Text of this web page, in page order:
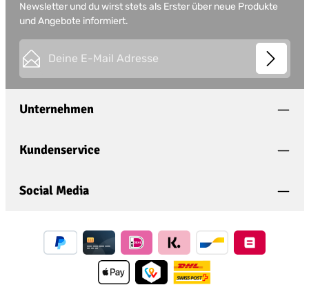
Newsletter und du wirst stets als Erster über neue Produkte
und Angebote informiert.
Datenschutz
Ich habe die
bin mit ihnen einverstanden.
Die mit einem Stern (*) markierten Felder sind
Unternehmen
Kundenservice
Social Media